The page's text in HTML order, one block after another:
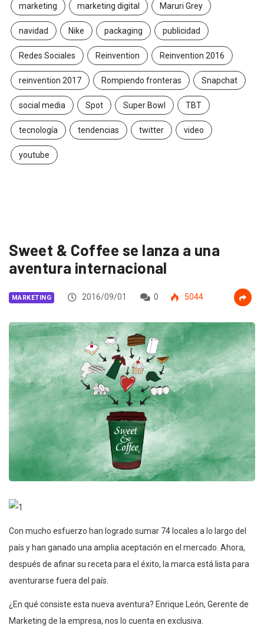
marketing marketing digital Maruri Grey
navidad Nike packaging publicidad
Redes Sociales Reinvention Reinvention 2016
reinvention 2017 Rompiendo fronteras Snapchat
social media Spot Super Bowl TBT
tecnología tendencias twitter video
youtube
Sweet & Coffee se lanza a una
aventura internacional
MARKETING 2016/09/01 0 5044
Con mucho esfuerzo han logrado sumar 74 locales a lo largo del
país y han ganado una amplia aceptación en el mercado. Ahora,
después de afinar su receta para el éxito, la marca está lista para
aventurarse fuera del país.
¿En qué consiste esta nueva aventura? Enrique León, Gerente de
Marketing de la empresa, nos lo cuenta en exclusiva.